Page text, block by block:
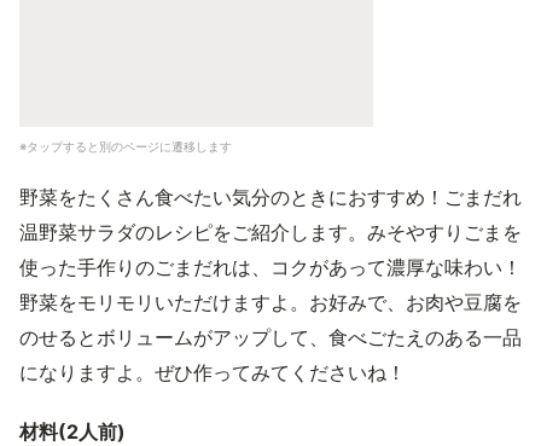
※タップすると別のページに遷移します
野菜をたくさん食べたい気分のときにおすすめ！ごまだれ
温野菜サラダのレシピをご紹介します。みそやすりごまを
使った手作りのごまだれは、コクがあって濃厚な味わい！
野菜をモリモリいただけますよ。お好みで、お肉や豆腐を
のせるとボリュームがアップして、食べごたえのある一品
になりますよ。ぜひ作ってみてくださいね！
材料(2人前)